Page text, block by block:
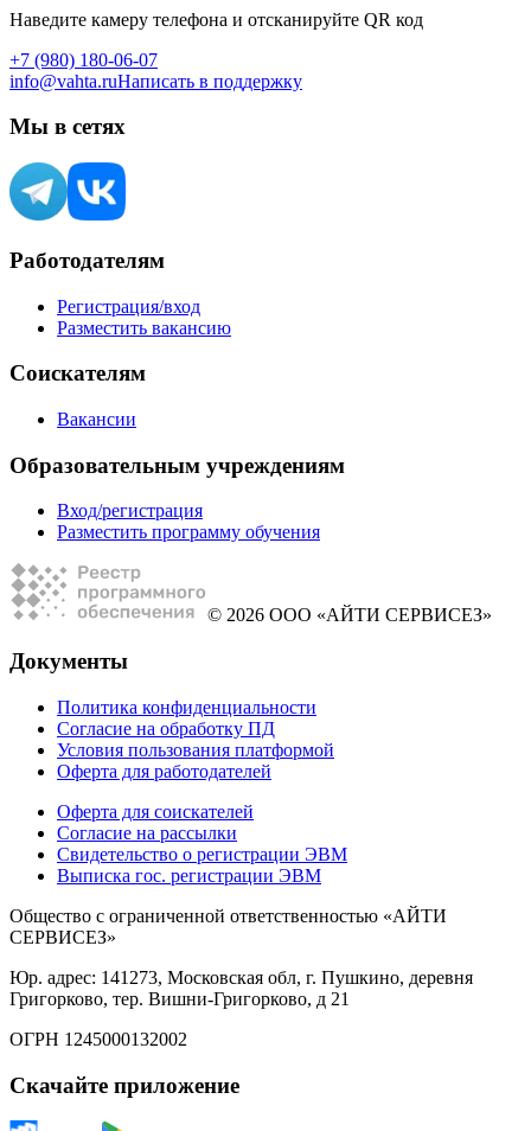
Наведите камеру телефона и отсканируйте QR код
+7 (980) 180-06-07
info@vahta.ruНаписать в поддержку
Мы в сетях
Работодателям
Регистрация/вход
Разместить вакансию
Соискателям
Вакансии
Образовательным учреждениям
Вход/регистрация
Разместить программу обучения
© 2026 ООО «АЙТИ СЕРВИСЕЗ»
Документы
Политика конфиденциальности
Согласие на обработку ПД
Условия пользования платформой
Оферта для работодателей
Оферта для соискателей
Согласие на рассылки
Свидетельство о регистрации ЭВМ
Выписка гос. регистрации ЭВМ
Общество с ограниченной ответственностью «АЙТИ
СЕРВИСЕЗ»
Юр. адрес: 141273, Московская обл, г. Пушкино, деревня
Григорково, тер. Вишни-Григорково, д 21
ОГРН 1245000132002
Скачайте приложение